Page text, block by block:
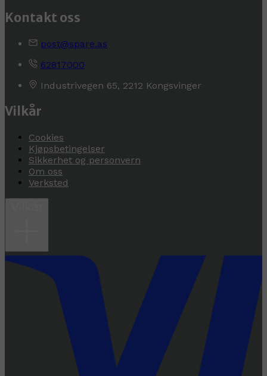
Kontakt oss
post@spare.as
62817000
Industrivegen 65, 2212 Kongsvinger
Vilkår
Cookies
Kjøpsbetingelser
Sikkerhet og personvern
Om oss
Verksted